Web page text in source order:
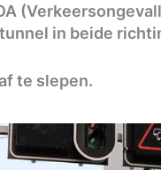
in beide
te slepen.